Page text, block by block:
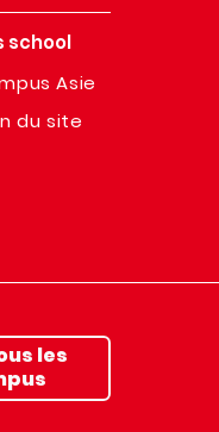
school
Asie
du site
les